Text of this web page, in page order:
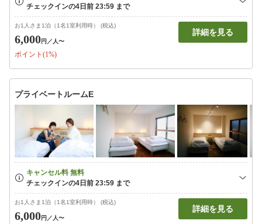
お1人さま1泊（1名1室利用時） (税込)
6,000円 ／人〜
ポイント(1%)
詳細を見る
プライベートルームE
お1人さま1泊（1名1室利用時） (税込)
6,000円 ／人〜
詳細を見る